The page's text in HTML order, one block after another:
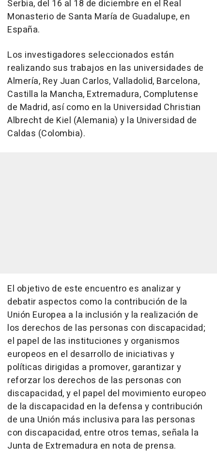
Serbia, del 16 al 18 de diciembre en el Real
Monasterio de Santa María de Guadalupe, en
España.
Los investigadores seleccionados están
realizando sus trabajos en las universidades de
Almería, Rey Juan Carlos, Valladolid, Barcelona,
Castilla la Mancha, Extremadura, Complutense
de Madrid, así como en la Universidad Christian
Albrecht de Kiel (Alemania) y la Universidad de
Caldas (Colombia).
El objetivo de este encuentro es analizar y
debatir aspectos como la contribución de la
Unión Europea a la inclusión y la realización de
los derechos de las personas con discapacidad;
el papel de las instituciones y organismos
europeos en el desarrollo de iniciativas y
políticas dirigidas a promover, garantizar y
reforzar los derechos de las personas con
discapacidad, y el papel del movimiento europeo
de la discapacidad en la defensa y contribución
de una Unión más inclusiva para las personas
con discapacidad, entre otros temas, señala la
Junta de Extremadura en nota de prensa.